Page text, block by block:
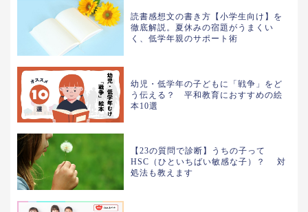
読書感想文の書き方【小学生向け】を
徹底解説。夏休みの宿題がうまくい
く、低学年親のサポート術
幼児・低学年の子どもに「戦争」をど
う伝える？ 平和教育におすすめの絵
本10選
【23の質問で診断】うちの子って
HSC（ひといちばい敏感な子）？ 対
処法も教えます